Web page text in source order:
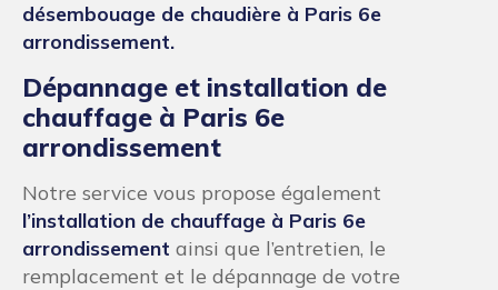
désembouage de chaudière à Paris 6e
arrondissement.
Dépannage et installation de
chauffage à Paris 6e
arrondissement
Notre service vous propose également
l’installation de chauffage à Paris 6e
arrondissement ainsi que l’entretien, le
remplacement et le dépannage de votre